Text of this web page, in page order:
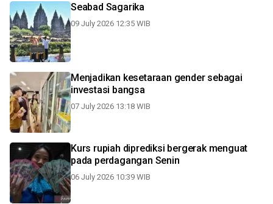
Seabad Sagarika
09 July 2026 12:35 WIB
Menjadikan kesetaraan gender sebagai
investasi bangsa
07 July 2026 13:18 WIB
Kurs rupiah diprediksi bergerak menguat
pada perdagangan Senin
06 July 2026 10:39 WIB